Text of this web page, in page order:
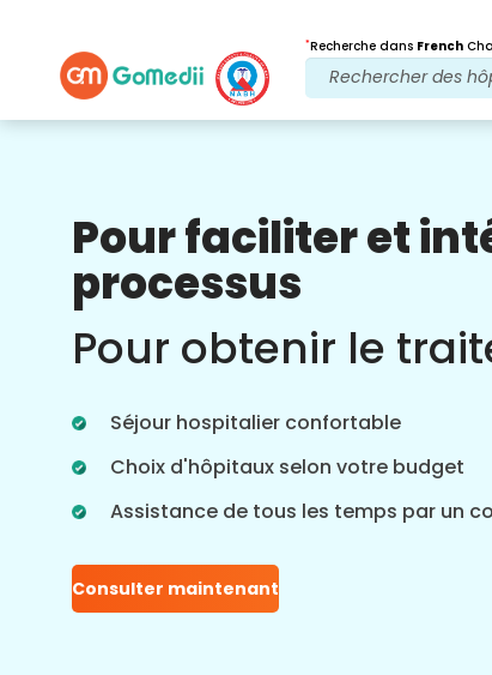
*Recherche dans French
Pour faciliter et
processus
Pour obtenir le
Séjour hospitalier confortable
Choix d'hôpitaux selon votre budget
Assistance de tous les temps par un
Consulter maintenant
Nos avantages
Après traitement
Suivi des soins
Bénéficiez d'une assistance médicale et
vos problèmes à tout moment. Mises à
traitement.